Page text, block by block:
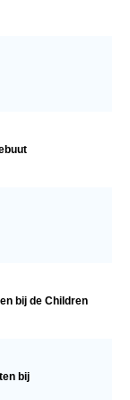
bij de Children
bij